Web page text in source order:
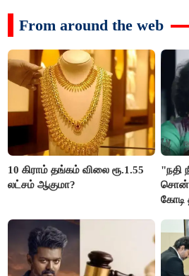
From around the web
10 கிராம் தங்கம் விலை ரூ.1.55
லட்சம் ஆகுமா?
"நதி
கோடி